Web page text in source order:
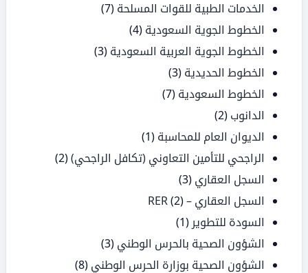
الخدمات الطبية للقوات المسلحة (7)
الخطوط الجوية السعودية (4)
الخطوط الجوية العربية السعودية (3)
الخطوط الحديدية (3)
الخطوط السعودية (7)
الدانوب (2)
الديوان العام للمحاسبة (1)
الراجحي للتأمين التعاوني (تكافل الراجحي)(2)
السجل العقاري (3)
السجل العقاري – RER(2)
السودة للتطوير (1)
الشؤون الصحية بالحرس الوطني (3)
الشؤون الصحية بوزارة الحرس الوطني (8)